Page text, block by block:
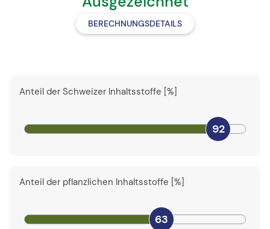
BERECHNUNGSDETAILS
Anteil der Schweizer Inhaltsstoffe [%]
92
Anteil der pflanzlichen Inhaltsstoffe [%]
63